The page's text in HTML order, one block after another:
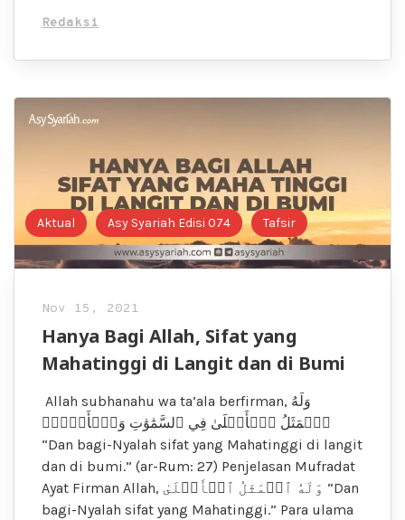
Redaksi
Aktual Asy Syariah Edisi 074 Tafsir
Nov 15, 2021
Hanya Bagi Allah, Sifat yang
Mahatinggi di Langit dan di Bumi
Allah subhanahu wa ta’ala berfirman, وَلَهُ
ٱلۡمَثَلُ ٱلۡأَعۡلَىٰ فِي ٱلسَّمَٰوَٰتِ وَٱلۡأَرۡضِۚ
“Dan bagi-Nyalah sifat yang Mahatinggi di langit
dan di bumi.” (ar-Rum: 27) Penjelasan Mufradat
Ayat Firman Allah, وَلَهُ ٱلۡمَثَلُ ٱلۡأَعۡلَىٰ “Dan
bagi-Nyalah sifat yang Mahatinggi.” Para ulama